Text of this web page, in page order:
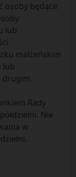
osoby będące
lub
małżeńskim
lub
drugim
Rady
Nie
w